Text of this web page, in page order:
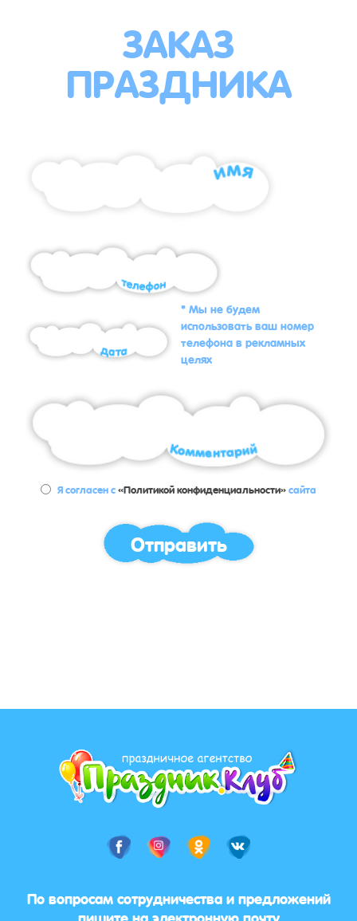
ЗАКАЗ
ПРАЗДНИКА
* Мы не будем
использовать ваш номер
телефона в рекламных
целях
Я согласен с«Политикой конфиденциальности»сайта
Отправить
По вопросам сотрудничества и предложений